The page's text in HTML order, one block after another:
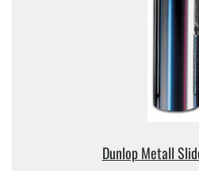
Dunlop Metall